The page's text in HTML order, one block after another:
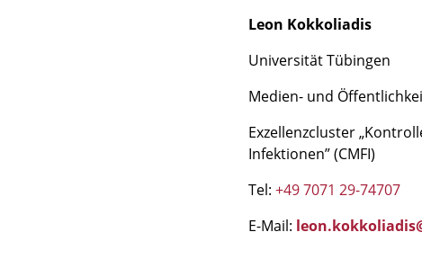
Leon Kokkoliadis
Universität Tübingen
Medien- und
Exzellenzcluster
Infektionen” (CMFI)
Tel: +49 7071 29-74707
E-Mail: